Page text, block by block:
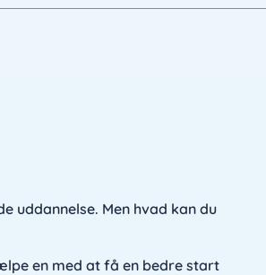
uddannelse. Men hvad kan du
en med at få en bedre start